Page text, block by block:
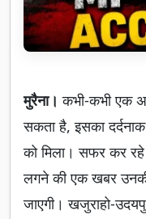
मुरैना। कभी-कभी एक
सकता है, इसका
को मिला। सफर कर रहे
लगने की एक खबर
जाएगी। खजुराहो-